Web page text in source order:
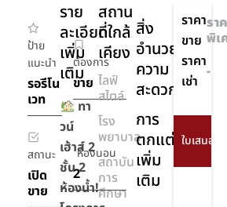
ป้าย
แนะนำ
รอรีโน
เวท
ต้องการ
ขาย
สถานะ
เปิด
ขาย
ห้องนอน
2
ราย
ละเอียด
เพิ่ม
เติม
ทา
วน์
เฮ้าส์ 2
ชั้น 2
ห้องน้ำ!
สถาน
ที่ใกล้
เคียง
ไลฟ์
สไตล์
โรง
พยาบาล
สถาบัน
การ
ศึกษา
สิ่ง
อำนวย
ความ
สะดวก
การ
ตกแต่ง
เพิ่ม
เติม
ราคา
ขาย
รา
พิเ
ราคา
เช่า
-